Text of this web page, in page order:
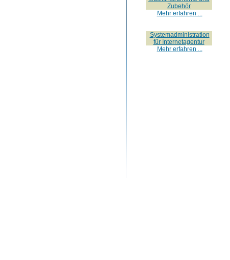
Zubehör
Mehr erfahren ...
Systemadministration
für Internetagentur
Mehr erfahren ...